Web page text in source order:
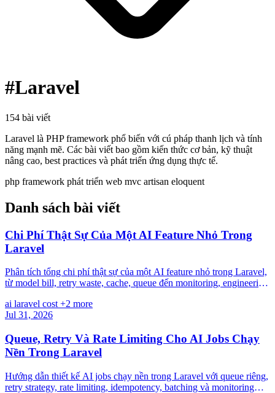
#Laravel
154 bài viết
Laravel là PHP framework phổ biến với cú pháp thanh lịch và tính
năng mạnh mẽ. Các bài viết bao gồm kiến thức cơ bản, kỹ thuật
nâng cao, best practices và phát triển ứng dụng thực tế.
php framework phát triển web mvc artisan eloquent
Danh sách bài viết
Chi Phí Thật Sự Của Một AI Feature Nhỏ Trong
Laravel
Phân tích tổng chi phí thật sự của một AI feature nhỏ trong Laravel,
từ model bill, retry waste, cache, queue đến monitoring, engineering
ai laravel cost+2 more
Jul 31, 2026
Queue, Retry Và Rate Limiting Cho AI Jobs Chạy
Nền Trong Laravel
Hướng dẫn thiết kế AI jobs chạy nền trong Laravel với queue riêng,
retry strategy, rate limiting, idempotency, batching và monitoring